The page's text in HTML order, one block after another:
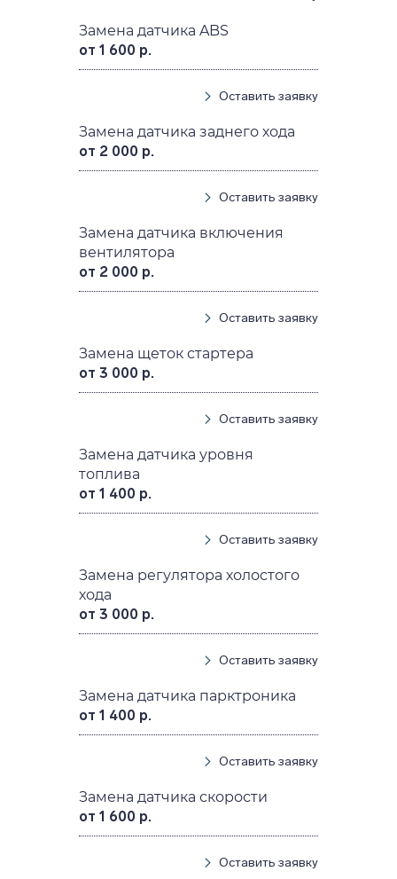
Замена датчика ABS
от 1 600 р.
Оставить заявку
Замена датчика заднего хода
от 2 000 р.
Оставить заявку
Замена датчика включения
вентилятора
от 2 000 р.
Оставить заявку
Замена щеток стартера
от 3 000 р.
Оставить заявку
Замена датчика уровня
топлива
от 1 400 р.
Оставить заявку
Замена регулятора холостого
хода
от 3 000 р.
Оставить заявку
Замена датчика парктроника
от 1 400 р.
Оставить заявку
Замена датчика скорости
от 1 600 р.
Оставить заявку